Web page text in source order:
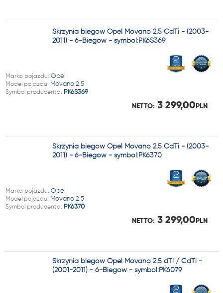
Skrzynia biegów Opel Movano 2.5 CdTi - (2003-
2011) - 6-Biegów - symbol:PK6S369
Marka pojazdu: Opel
Model pojazdu: Movano 2.5
Symbol producenta: PK6S369
NETTO: 3 299,00PLN
Skrzynia biegów Opel Movano 2.5 CdTi - (2003-
2011) - 6-Biegów - symbol:PK6370
Marka pojazdu: Opel
Model pojazdu: Movano 2.5
Symbol producenta: PK6370
NETTO: 3 299,00PLN
Skrzynia biegów Opel Movano 2.5 dTi / CdTi -
(2001-2011) - 6-Biegów - symbol:PK6079